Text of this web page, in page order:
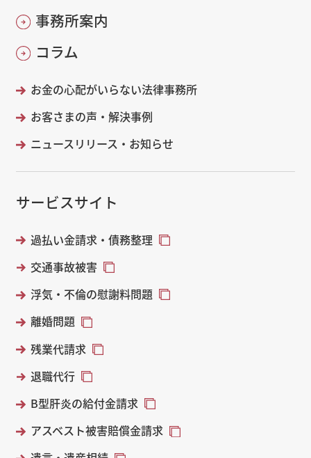
事務所案内
コラム
お金の心配がいらない法律事務所
お客さまの声・解決事例
ニュースリリース・お知らせ
サービスサイト
過払い金請求・債務整理
交通事故被害
浮気・不倫の慰謝料問題
離婚問題
残業代請求
退職代行
B型肝炎の給付金請求
アスベスト被害賠償金請求